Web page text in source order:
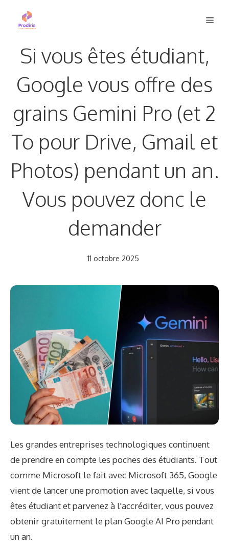
Si vous êtes étudiant,
Google vous offre des
grains Gemini Pro (et 2
To pour Drive, Gmail et
Photos) pendant un an.
Vous pouvez donc le
demander
11 octobre 2025
Les grandes entreprises technologiques continuent
de prendre en compte les poches des étudiants. Tout
comme Microsoft le fait avec Microsoft 365, Google
vient de lancer une promotion avec laquelle, si vous
êtes étudiant et parvenez à l'accréditer, vous pouvez
obtenir gratuitement le plan Google AI Pro pendant
un an.